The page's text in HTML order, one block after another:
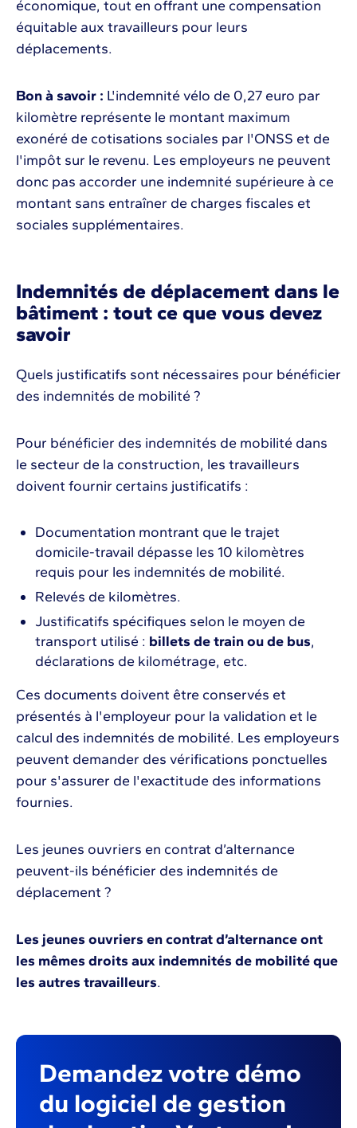
économique, tout en offrant une compensation
équitable aux travailleurs pour leurs
déplacements.
Bon à savoir : L'indemnité vélo de 0,27 euro par
kilomètre représente le montant maximum
exonéré de cotisations sociales par l'ONSS et de
l'impôt sur le revenu. Les employeurs ne peuvent
donc pas accorder une indemnité supérieure à ce
montant sans entraîner de charges fiscales et
sociales supplémentaires.
Indemnités de déplacement dans le
bâtiment : tout ce que vous devez
savoir
Quels justificatifs sont nécessaires pour bénéficier
des indemnités de mobilité ?
Pour bénéficier des indemnités de mobilité dans
le secteur de la construction, les travailleurs
doivent fournir certains justificatifs :
Documentation montrant que le trajet
domicile-travail dépasse les 10 kilomètres
requis pour les indemnités de mobilité.
Relevés de kilomètres.
Justificatifs spécifiques selon le moyen de
transport utilisé : billets de train ou de bus,
déclarations de kilométrage, etc.
Ces documents doivent être conservés et
présentés à l'employeur pour la validation et le
calcul des indemnités de mobilité. Les employeurs
peuvent demander des vérifications ponctuelles
pour s'assurer de l'exactitude des informations
fournies.
Les jeunes ouvriers en contrat d’alternance
peuvent-ils bénéficier des indemnités de
déplacement ?
Les jeunes ouvriers en contrat d’alternance ont
les mêmes droits aux indemnités de mobilité que
les autres travailleurs.
Demandez votre démo
du logiciel de gestion